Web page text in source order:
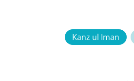
Kanz ul Iman